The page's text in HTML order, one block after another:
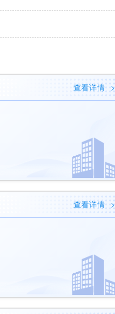
查看详情 >
查看详情 >